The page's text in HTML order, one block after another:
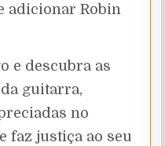
adicionar Robin
e descubra as
guitarra,
no
faz justiça ao seu